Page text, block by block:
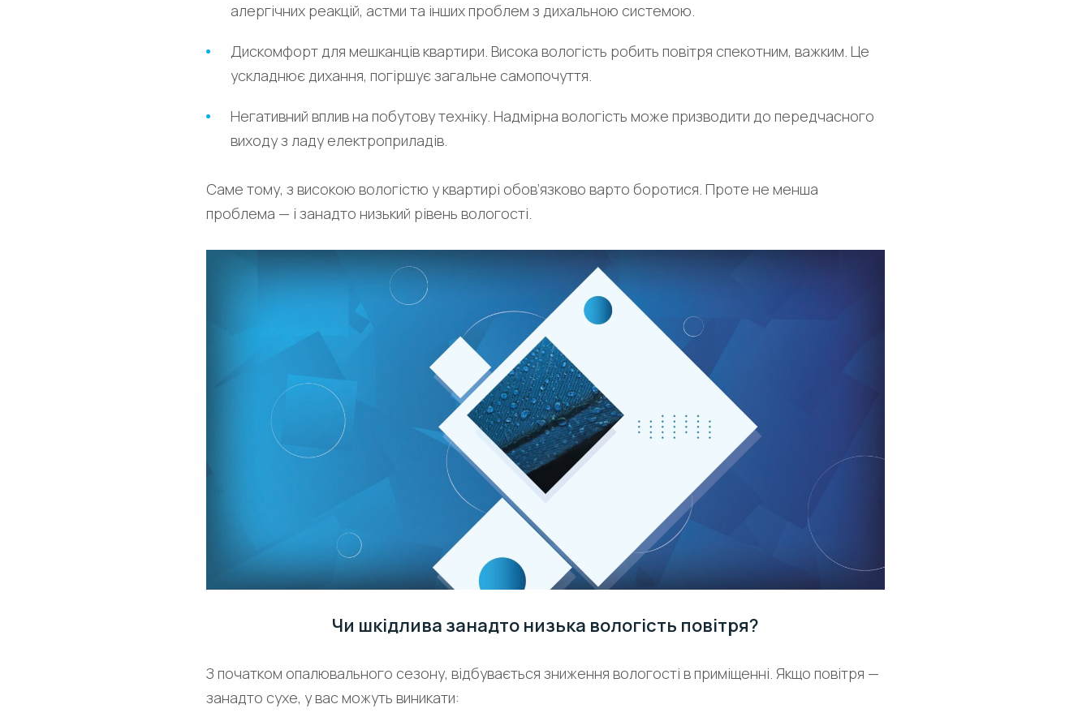
алергічних реакцій, астми та інших проблем з дихальною системою.
Дискомфорт для мешканців квартири. Висока вологість робить повітря спекотним, важким. Це
ускладнює дихання, погіршує загальне самопочуття.
Негативний вплив на побутову техніку. Надмірна вологість може призводити до передчасного
виходу з ладу електроприладів.
Саме тому, з високою вологістю у квартирі обов’язково варто боротися. Проте не менша
проблема — і занадто низький рівень вологості.
Чи шкідлива занадто низька вологість повітря?
З початком опалювального сезону, відбувається зниження вологості в приміщенні. Якщо повітря —
занадто сухе, у вас можуть виникати: